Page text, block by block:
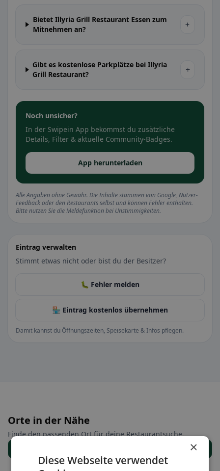
Bietet Illyria Grill Restaurant Essen zum
Mitnehmen an?
+
Gibt es kostenlose Parkplätze bei Illyria
Grill Restaurant?
+
Noch unsicher?
In der Swipein App bekommst du zusätzliche
Details, Filter & aktuelle Community-Badges.
App herunterladen
Alle Angaben ohne Gewähr. Die Inhalte stammen von Google, Nutzer-
Feedback oder den Restaurants selbst und können Fehler enthalten.
Bitte nutzen Sie die Meldefunktion bei Unstimmigkeiten.
Eintrag verwalten
Stimmt etwas nicht oder bist du der Besitzer?
🐛 Fehler melden
🏪 Eintrag kostenlos übernehmen
Damit kannst du Öffnungszeiten, Speisekarte & Infos pflegen.
Orte in der Nähe
Finde den passenden Ort für deine Restaurantsuche.
×
Diese Webseite verwendet